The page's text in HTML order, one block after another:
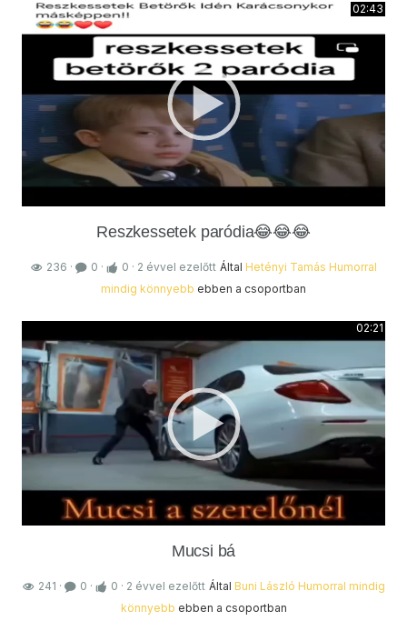
02:43
Reszkessetek paródia😂😂😂
236 · 0 · 0 · 2 évvel ezelőtt Által Hetényi Tamás Humorral
mindig könnyebb ebben a csoportban
02:21
Mucsi bá
241 · 0 · 0 · 2 évvel ezelőtt Által Buni László Humorral mindig
könnyebb ebben a csoportban